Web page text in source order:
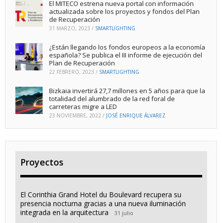
El MITECO estrena nueva portal con información
actualizada sobre los proyectos y fondos del Plan
de Recuperación
31 MARZO, 2023 / SMARTLIGHTING
¿Están llegando los fondos europeos a la economía
española? Se publica el III informe de ejecución del
Plan de Recuperación
22 FEBRERO, 2023 / SMARTLIGHTING
Bizkaia invertirá 27,7 millones en 5 años para que la
totalidad del alumbrado de la red foral de
carreteras migre a LED
23 NOVIEMBRE, 2022 / JOSÉ ENRIQUE ÁLVAREZ
Proyectos
El Corinthia Grand Hotel du Boulevard recupera su
presencia nocturna gracias a una nueva iluminación
integrada en la arquitectura
31 julio